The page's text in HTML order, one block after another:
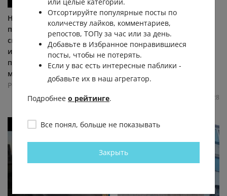
На Темернике в Ростове
прошёл очередной
силовой рейд. Территорию
и торговые точки
проверили на нелегальных
мигрантов,... (видео)
Ростов Главный
8.7К 0.0К 8 3
Ростов неожиданно
возглавил рейтинг
российских городов по
числу девушек в
порноиндустрии — за
Ростов Главный
28
Отсортируйте популярные посты по
количеству лайков, комментариев,
репостов, ТОПу за час или за день.
Добавьте в Избранное понравившиеся
посты, чтобы не потерять.
Если у вас есть интересные паблики -
добавьте их в наш агрегатор.
Подробнее о рейтинге.
Все понял, больше не показывать
Закрыть